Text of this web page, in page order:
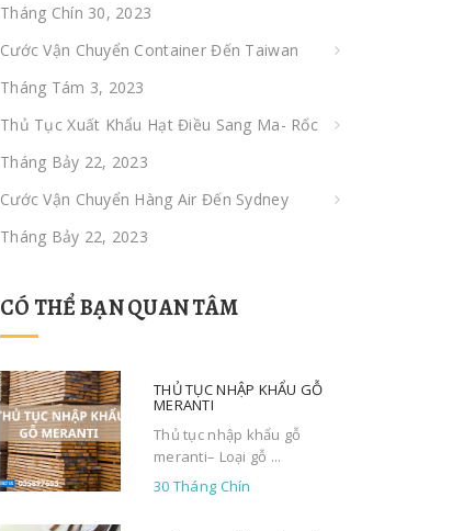
Tháng Chín 30, 2023
Cước Vận Chuyển Container Đến Taiwan
Tháng Tám 3, 2023
Thủ Tục Xuất Khẩu Hạt Điều Sang Ma- Rốc
Tháng Bảy 22, 2023
Cước Vận Chuyển Hàng Air Đến Sydney
Tháng Bảy 22, 2023
CÓ THỂ BẠN QUAN TÂM
THỦ TỤC NHẬP KHẨU GỖ
MERANTI
Thủ tục nhập khẩu gỗ
meranti– Loại gỗ ...
30 Tháng Chín